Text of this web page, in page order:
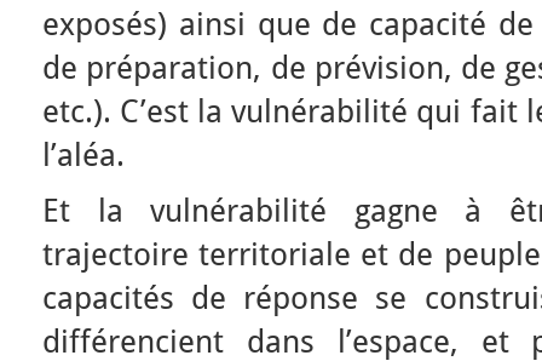
exposés) ainsi que de capacité
de préparation, de prévision, de
etc.). C’est la vulnérabilité qui fait
l’aléa.
Et la vulnérabilité gagne à
trajectoire territoriale et de
capacités de réponse se
différencient dans l’espace,